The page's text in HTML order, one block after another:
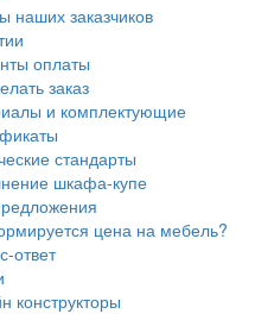
наших заказчиков
оплаты
заказ
и комплектующие
стандарты
шкафа-купе
цена на мебель?
ответ
конструкторы